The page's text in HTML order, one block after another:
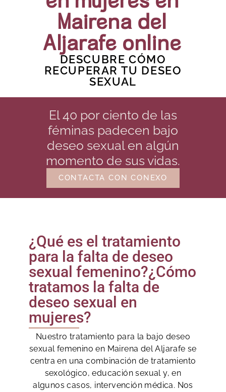
Mairena del
Aljarafe online
DESCUBRE CÓMO
RECUPERAR TU DESEO
SEXUAL
El 40 por ciento de las
féminas padecen bajo
deseo sexual en algún
momento de sus vidas.
CONTACTA CON CONEXO
¿Qué es el tratamiento
para la falta de deseo
sexual femenino?¿Cómo
tratamos la falta de
deseo sexual en
mujeres?
Nuestro tratamiento para la bajo deseo
sexual femenino en Mairena del Aljarafe se
centra en una combinación de tratamiento
sexológico, educación sexual y, en
algunos casos, intervención médica. Nos